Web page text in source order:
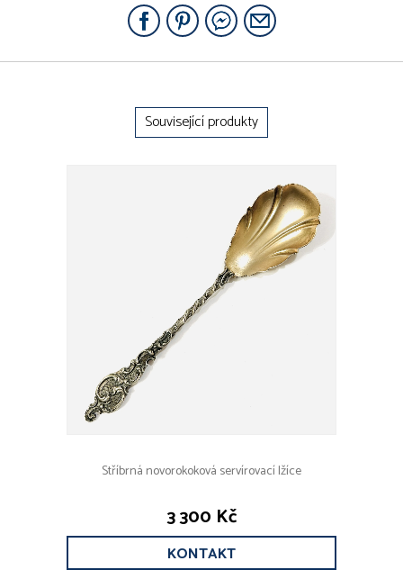
Související produkty
Stříbrná novorokoková servírovací lžíce
3 300 Kč
KONTAKT